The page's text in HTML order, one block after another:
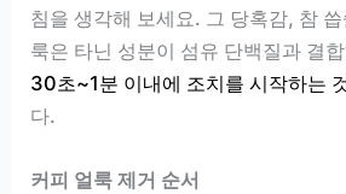
침을 생각해 보세요. 그 당혹감, 참
룩은 타닌 성분이 섬유 단백질과 결
30초~1분 이내에 조치를 시작하는
다.
커피 얼룩 제거 순서